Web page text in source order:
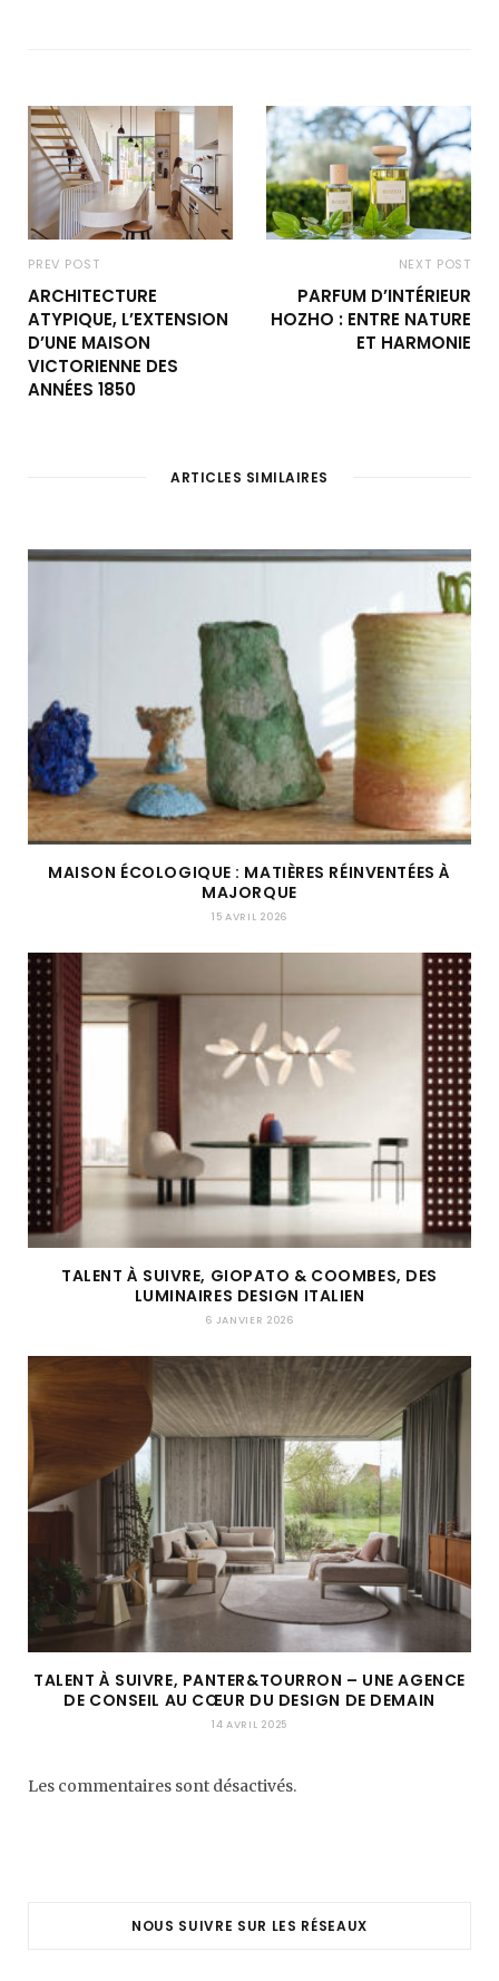
PREV POST
ARCHITECTURE
ATYPIQUE, L’EXTENSION
D’UNE MAISON
VICTORIENNE DES
ANNÉES 1850
NEXT POST
PARFUM D’INTÉRIEUR
HOZHO : ENTRE NATURE
ET HARMONIE
ARTICLES SIMILAIRES
MAISON ÉCOLOGIQUE : MATIÈRES RÉINVENTÉES À
MAJORQUE
15 AVRIL 2026
TALENT À SUIVRE, GIOPATO & COOMBES, DES
LUMINAIRES DESIGN ITALIEN
6 JANVIER 2026
TALENT À SUIVRE, PANTER&TOURRON – UNE AGENCE
DE CONSEIL AU CŒUR DU DESIGN DE DEMAIN
14 AVRIL 2025
Les commentaires sont désactivés.
NOUS SUIVRE SUR LES RÉSEAUX